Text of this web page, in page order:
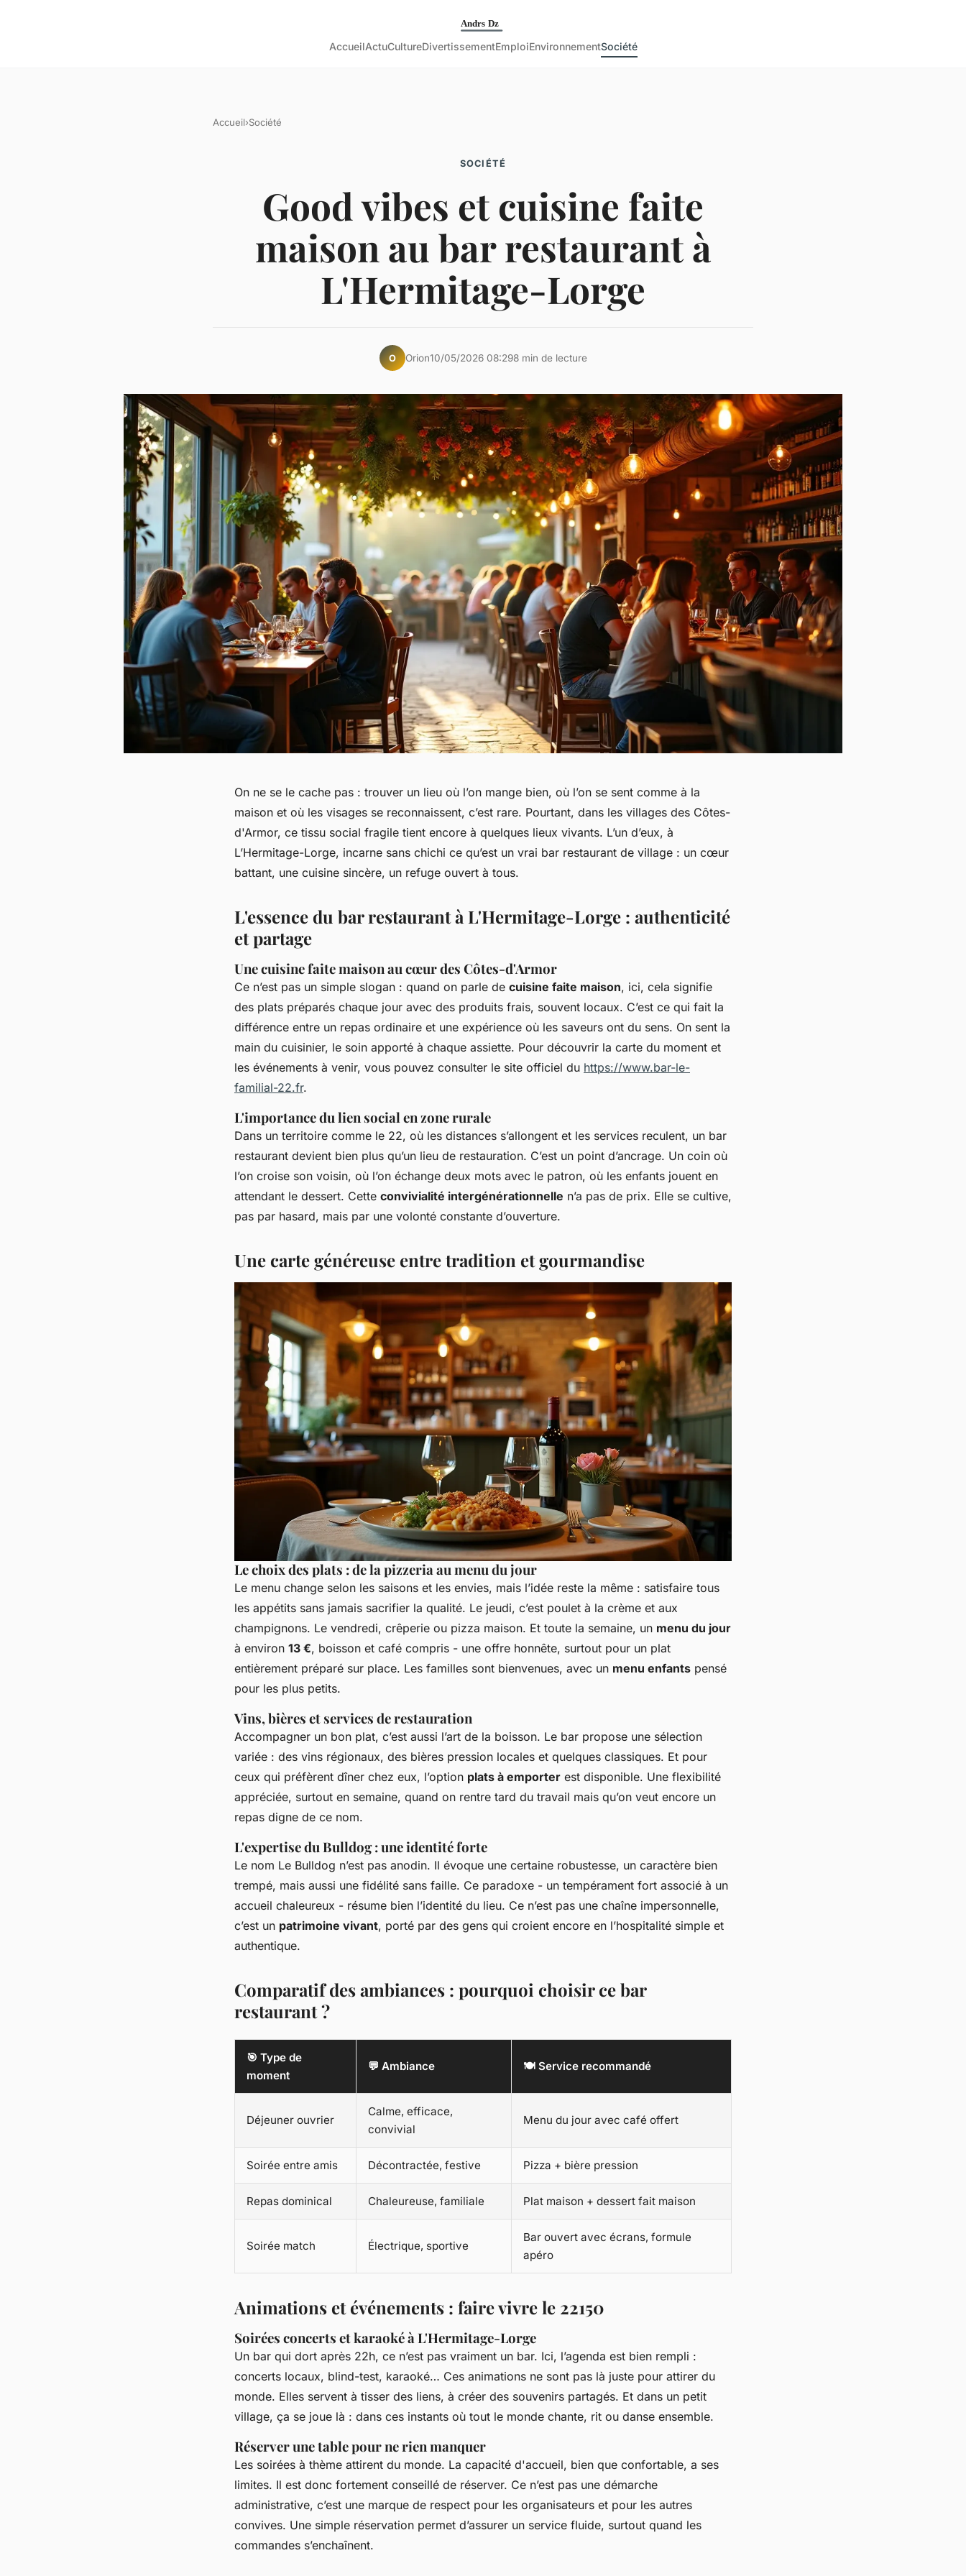
AccueilActuCultureDivertissementEmploiEnvironnementSociété
Accueil›Société
SOCIÉTÉ
Good vibes et cuisine faite
maison au bar restaurant à
L'Hermitage-Lorge
O Orion10/05/2026 08:298 min de lecture
On ne se le cache pas : trouver un lieu où l’on mange bien, où l’on se sent comme à la
maison et où les visages se reconnaissent, c’est rare. Pourtant, dans les villages des Côtes-
d'Armor, ce tissu social fragile tient encore à quelques lieux vivants. L’un d’eux, à
L’Hermitage-Lorge, incarne sans chichi ce qu’est un vrai bar restaurant de village : un cœur
battant, une cuisine sincère, un refuge ouvert à tous.
L'essence du bar restaurant à L'Hermitage-Lorge : authenticité
et partage
Une cuisine faite maison au cœur des Côtes-d'Armor
Ce n’est pas un simple slogan : quand on parle de cuisine faite maison, ici, cela signifie
des plats préparés chaque jour avec des produits frais, souvent locaux. C’est ce qui fait la
différence entre un repas ordinaire et une expérience où les saveurs ont du sens. On sent la
main du cuisinier, le soin apporté à chaque assiette. Pour découvrir la carte du moment et
les événements à venir, vous pouvez consulter le site officiel du https://www.bar-le-
familial-22.fr.
L'importance du lien social en zone rurale
Dans un territoire comme le 22, où les distances s’allongent et les services reculent, un bar
restaurant devient bien plus qu’un lieu de restauration. C’est un point d’ancrage. Un coin où
l’on croise son voisin, où l’on échange deux mots avec le patron, où les enfants jouent en
attendant le dessert. Cette convivialité intergénérationnelle n’a pas de prix. Elle se cultive,
pas par hasard, mais par une volonté constante d’ouverture.
Une carte généreuse entre tradition et gourmandise
Le choix des plats : de la pizzeria au menu du jour
Le menu change selon les saisons et les envies, mais l’idée reste la même : satisfaire tous
les appétits sans jamais sacrifier la qualité. Le jeudi, c’est poulet à la crème et aux
champignons. Le vendredi, crêperie ou pizza maison. Et toute la semaine, un menu du jour
à environ 13 €, boisson et café compris - une offre honnête, surtout pour un plat
entièrement préparé sur place. Les familles sont bienvenues, avec un menu enfants pensé
pour les plus petits.
Vins, bières et services de restauration
Accompagner un bon plat, c’est aussi l’art de la boisson. Le bar propose une sélection
variée : des vins régionaux, des bières pression locales et quelques classiques. Et pour
ceux qui préfèrent dîner chez eux, l’option plats à emporter est disponible. Une flexibilité
appréciée, surtout en semaine, quand on rentre tard du travail mais qu’on veut encore un
repas digne de ce nom.
L'expertise du Bulldog : une identité forte
Le nom Le Bulldog n’est pas anodin. Il évoque une certaine robustesse, un caractère bien
trempé, mais aussi une fidélité sans faille. Ce paradoxe - un tempérament fort associé à un
accueil chaleureux - résume bien l’identité du lieu. Ce n’est pas une chaîne impersonnelle,
c’est un patrimoine vivant, porté par des gens qui croient encore en l’hospitalité simple et
authentique.
Comparatif des ambiances : pourquoi choisir ce bar
restaurant ?
🎯 Type de
moment
💬 Ambiance 🍽 Service recommandé
Déjeuner ouvrier
Calme, efficace,
convivial
Menu du jour avec café offert
Soirée entre amis Décontractée, festive Pizza + bière pression
Repas dominical Chaleureuse, familiale Plat maison + dessert fait maison
Soirée match Électrique, sportive
Bar ouvert avec écrans, formule
apéro
Animations et événements : faire vivre le 22150
Soirées concerts et karaoké à L'Hermitage-Lorge
Un bar qui dort après 22h, ce n’est pas vraiment un bar. Ici, l’agenda est bien rempli :
concerts locaux, blind-test, karaoké… Ces animations ne sont pas là juste pour attirer du
monde. Elles servent à tisser des liens, à créer des souvenirs partagés. Et dans un petit
village, ça se joue là : dans ces instants où tout le monde chante, rit ou danse ensemble.
Réserver une table pour ne rien manquer
Les soirées à thème attirent du monde. La capacité d'accueil, bien que confortable, a ses
limites. Il est donc fortement conseillé de réserver. Ce n’est pas une démarche
administrative, c’est une marque de respect pour les organisateurs et pour les autres
convives. Une simple réservation permet d’assurer un service fluide, surtout quand les
commandes s’enchaînent.